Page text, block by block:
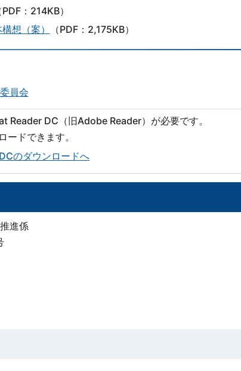
PDF：214KB）
想（案）
（PDF：2,175KB）
員会
DC（旧Adobe Reader）が必要です。
ドできます。
のダウンロードへ
進係